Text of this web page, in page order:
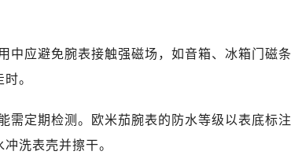
黑龙江省齐齐哈尔市龙沙区龙华路售后服务中心（需
黑龙江省伊春市伊美区通河路售后服务中心（需提前
中应避免腕表接触强磁场，如音箱、冰箱门磁
。
需定期检测。欧米茄腕表的防水等级以表底标
洗表壳并擦干。